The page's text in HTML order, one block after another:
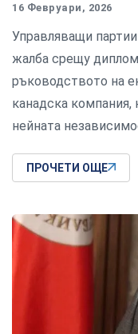
16 Февруари, 2026
Управляващи
жалба срещу
ръководството на
канадска компания,
нейната
ПРОЧЕТИ ОЩЕ